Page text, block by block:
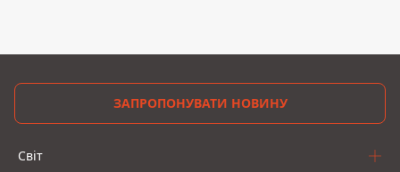
ЗАПРОПОНУВАТИ НОВИНУ
Світ